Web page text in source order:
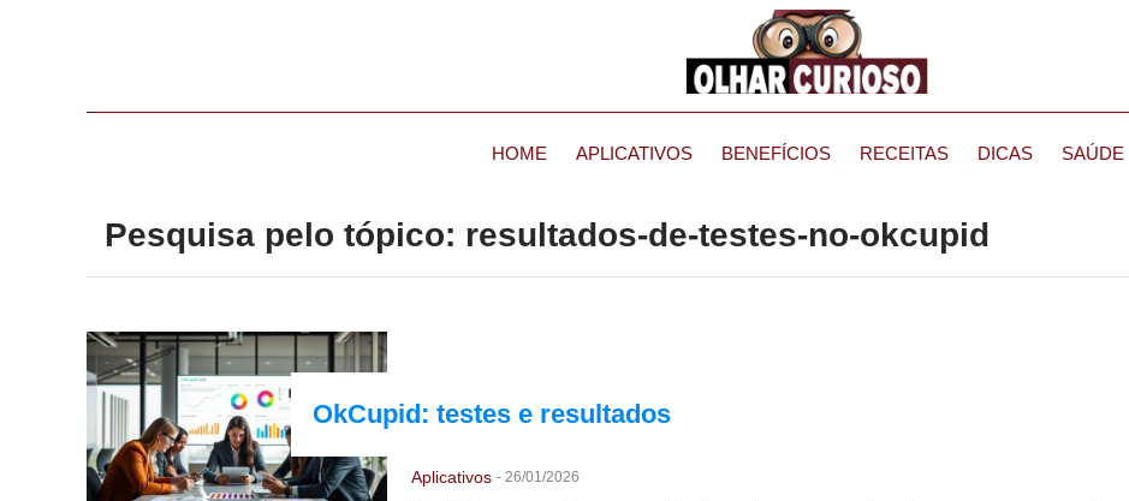
HOME APLICATIVOS BENEFÍCIOS RECEITAS DICAS SAÚDE
Pesquisa pelo tópico: resultados-de-testes-no-okcupid
OkCupid: testes e resultados
Aplicativos - 26/01/2026